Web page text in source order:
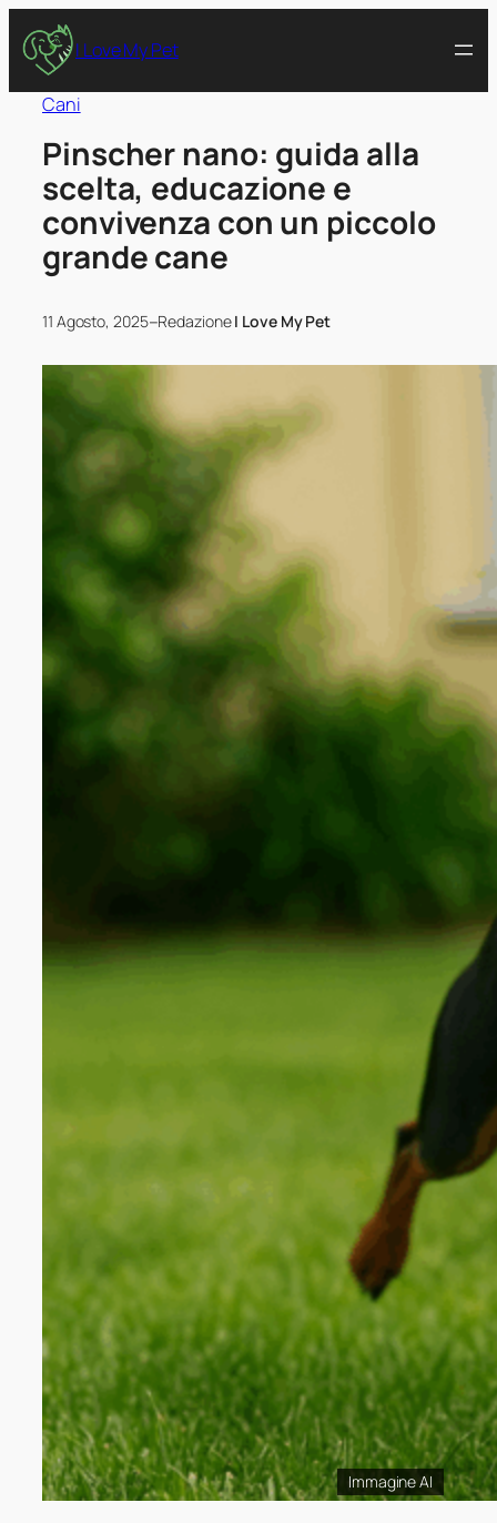
I Love My Pet
Cani
Pinscher nano: guida alla
scelta, educazione e
convivenza con un piccolo
grande cane
11 Agosto, 2025–RedazioneI Love My Pet
Immagine AI